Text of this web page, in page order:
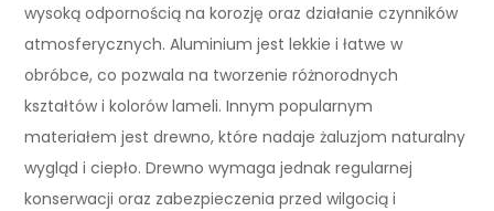
wysoką odpornością na korozję oraz działanie czynników
atmosferycznych. Aluminium jest lekkie i łatwe w
obróbce, co pozwala na tworzenie różnorodnych
kształtów i kolorów lameli. Innym popularnym
materiałem jest drewno, które nadaje żaluzjom naturalny
wygląd i ciepło. Drewno wymaga jednak regularnej
konserwacji oraz zabezpieczenia przed wilgocią i